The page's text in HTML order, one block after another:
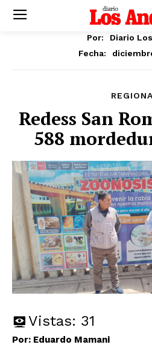
Por:
Diario
Fecha:
Redess San
588
Vistas: 31
Por: Eduardo Mamani